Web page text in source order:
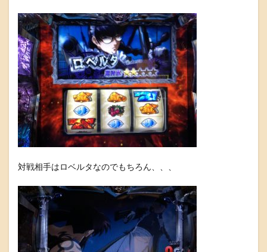
対戦相手はロベルタなのでもちろん、、、